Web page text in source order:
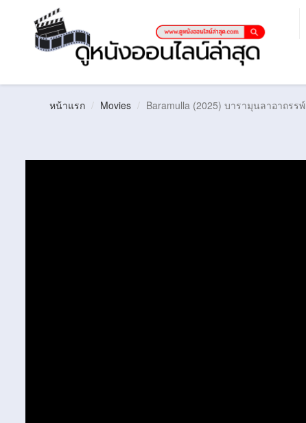
หน้าแรก Movies Baramulla (2025) บารามุนลาอาถรรพ์